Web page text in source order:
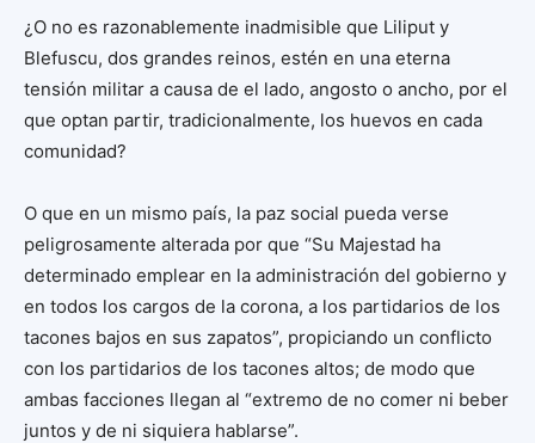
¿O no es razonablemente inadmisible que Liliput y
Blefuscu, dos grandes reinos, estén en una eterna
tensión militar a causa de el lado, angosto o ancho, por el
que optan partir, tradicionalmente, los huevos en cada
comunidad?
O que en un mismo país, la paz social pueda verse
peligrosamente alterada por que “Su Majestad ha
determinado emplear en la administración del gobierno y
en todos los cargos de la corona, a los partidarios de los
tacones bajos en sus zapatos”, propiciando un conflicto
con los partidarios de los tacones altos; de modo que
ambas facciones llegan al “extremo de no comer ni beber
juntos y de ni siquiera hablarse”.